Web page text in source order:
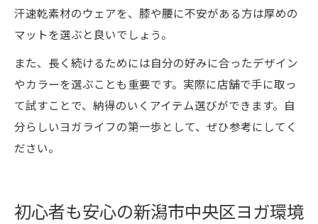
汗速乾素材のウェアを、膝や腰に不安がある方は厚めの
マットを選ぶと良いでしょう。
また、長く続けるためには自分の好みに合ったデザイン
やカラーを選ぶことも重要です。実際に店舗で手に取っ
て試すことで、納得のいくアイテム選びができます。自
分らしいヨガライフの第一歩として、ぜひ参考にしてく
ださい。
初心者も安心の新潟市中央区ヨガ環境